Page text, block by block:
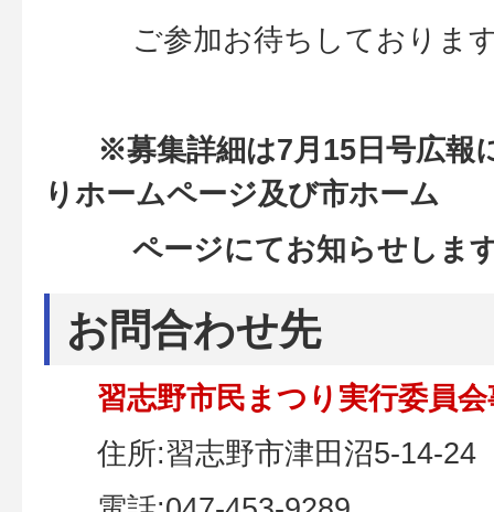
ご参加お待ちしておりま
※募集詳細は7月15日号広報
りホームページ及び市ホーム
ページにてお知らせしま
お問合わせ先
習志野市民まつり実行委員会
住所:習志野市津田沼5-14-24